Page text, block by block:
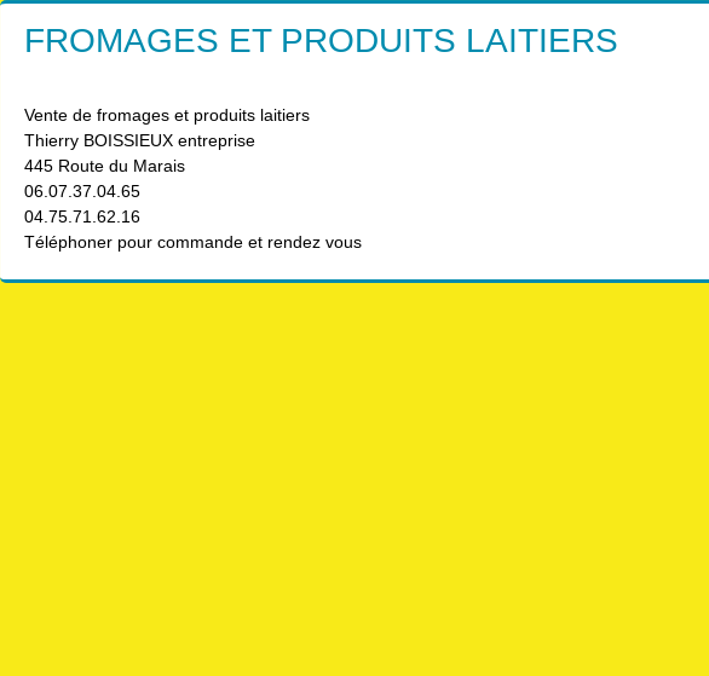
FROMAGES ET PRODUITS LAITIERS
Vente de fromages et produits laitiers
Thierry BOISSIEUX entreprise
445 Route du Marais
06.07.37.04.65
04.75.71.62.16
Téléphoner pour commande et rendez vous